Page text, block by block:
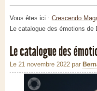
Vous êtes ici : Crescendo
Le catalogue des émotions de
Le catalogue des
Le 21 novembre 2022 par